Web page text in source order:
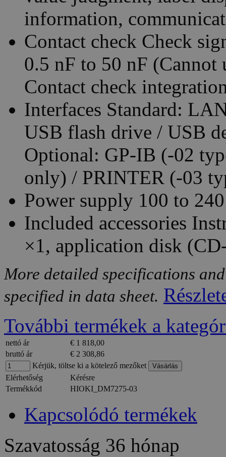
information,
Contact check Check
0.5 nF to 50 nF (Cannot
Contact check
Interfaces Standard:
USB flash drive / USB
Optional: GP-IB (-02
only) / PRINTER (-03
Power supply 100 to
Included accessories
×1, application disk
More detailed specifications
specified in data sheet.
További termékek a
nettó ár
€ 1 818,00
bruttó ár
€ 2 308,86
Kérjük, töltse ki a kötelező mezőket
Elérhetőség
Kérésre
Termékkód
HIOKI_DM7275-03
Kapcsolódó termékek
Szavatosság 36 hónap